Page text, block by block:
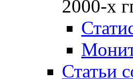
2000-х
Статьи